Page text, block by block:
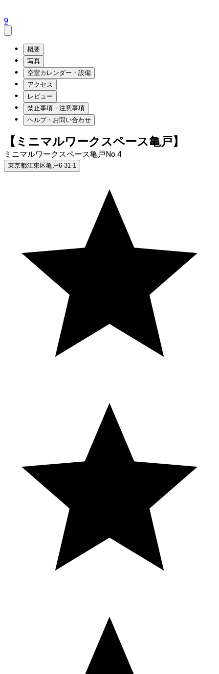
9
概要
写真
空室カレンダー・設備
アクセス
レビュー
禁止事項・注意事項
ヘルプ・お問い合わせ
【ミニマルワークスペース亀戸】
ミニマルワークスペース亀戸No.4
東京都江東区亀戸6-31-1